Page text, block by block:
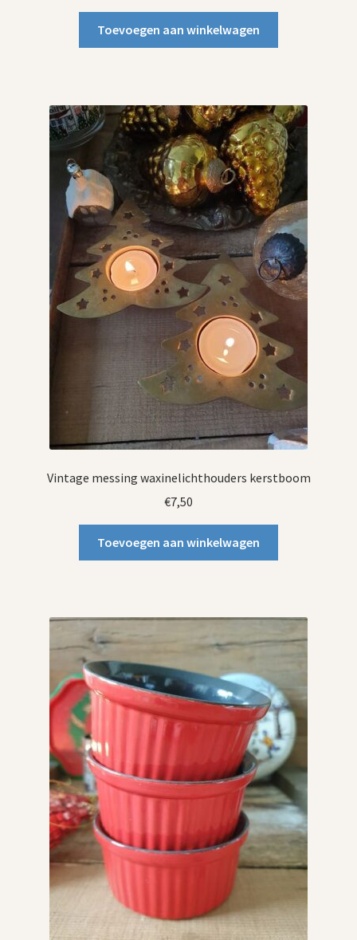
Toevoegen aan winkelwagen
Vintage messing waxinelichthouders kerstboom
€7,50
Toevoegen aan winkelwagen